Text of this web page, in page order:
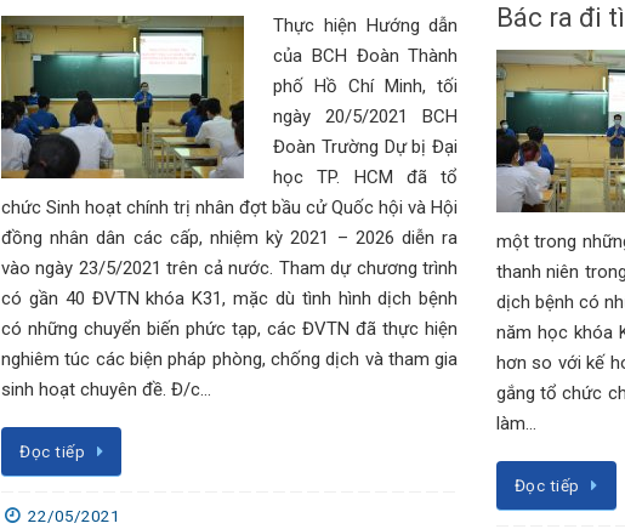
Thực hiện Hướng dẫn
của BCH Đoàn Thành
phố Hồ Chí Minh, tối
ngày 20/5/2021 BCH
Đoàn Trường Dự bị Đại
học TP. HCM đã tổ
chức Sinh hoạt chính trị nhân đợt bầu cử Quốc hội và Hội
đồng nhân dân các cấp, nhiệm kỳ 2021 – 2026 diễn ra
vào ngày 23/5/2021 trên cả nước. Tham dự chương trình
có gần 40 ĐVTN khóa K31, mặc dù tình hình dịch bệnh
có những chuyển biến phức tạp, các ĐVTN đã thực hiện
nghiêm túc các biện pháp phòng, chống dịch và tham gia
sinh hoạt chuyên đề. Đ/c…
Đọc tiếp
22/05/2021
Bác ra đi
một trong
thanh niên
dịch bệnh có
năm học khóa
hơn so với kế
gắng tổ chức
làm…
Đọc tiếp